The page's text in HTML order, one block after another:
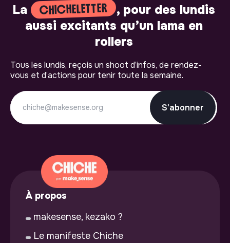
La CHICHELETTER
, pour des lundis
aussi excitants qu’un lama en
rollers
Tous les lundis, reçois un shoot d’infos, de rendez-
vous et d’actions pour tenir toute la semaine.
S'abonner
À propos
makesense, kezako ?
Le manifeste Chiche